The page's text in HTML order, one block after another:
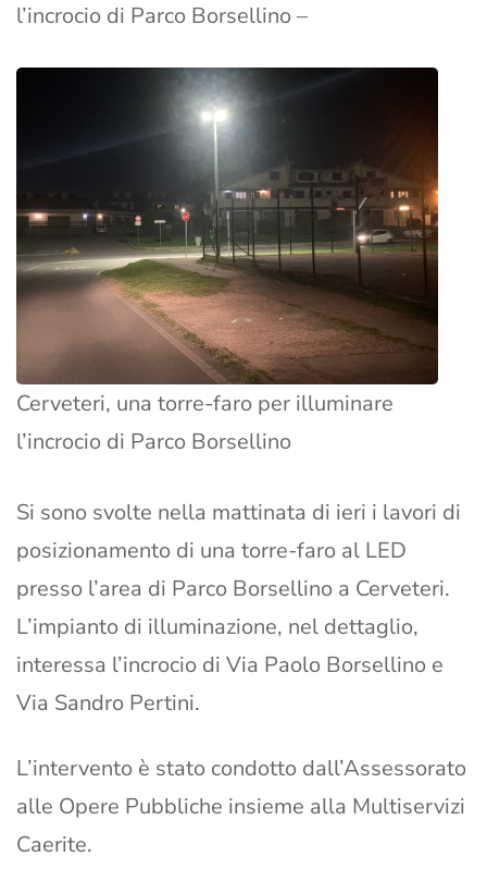
l’incrocio di Parco Borsellino –
Cerveteri, una torre-faro per illuminare
l’incrocio di Parco Borsellino
Si sono svolte nella mattinata di ieri i lavori di
posizionamento di una torre-faro al LED
presso l’area di Parco Borsellino a Cerveteri.
L’impianto di illuminazione, nel dettaglio,
interessa l’incrocio di Via Paolo Borsellino e
Via Sandro Pertini.
L’intervento è stato condotto dall’Assessorato
alle Opere Pubbliche insieme alla Multiservizi
Caerite.